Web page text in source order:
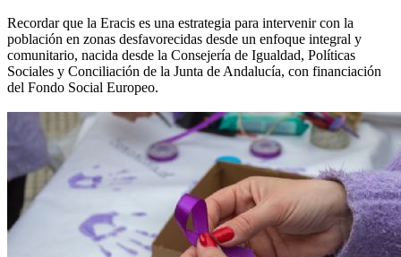
Recordar que la Eracis es una estrategia para intervenir con la
población en zonas desfavorecidas desde un enfoque integral y
comunitario, nacida desde la Consejería de Igualdad, Políticas
Sociales y Conciliación de la Junta de Andalucía, con financiación
del Fondo Social Europeo.